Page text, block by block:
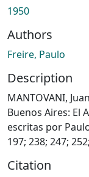
1950
Authors
Freire, Paulo
Description
MANTOVANI,
Buenos Aires: El
escritas por
197; 238; 247;
Citation